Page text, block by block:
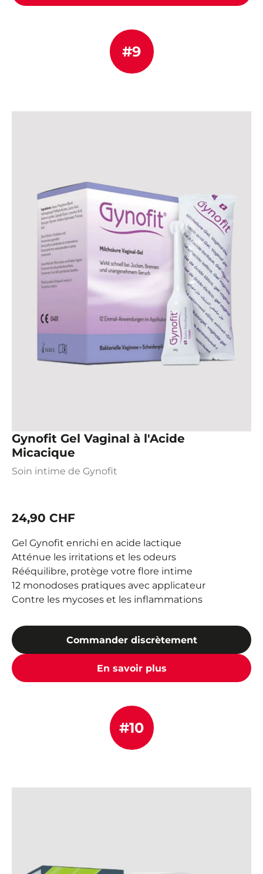
#9
Gynofit Gel Vaginal à l'Acide
Micacique
Soin intime de Gynofit
24,90 CHF
Gel Gynofit enrichi en acide lactique
Atténue les irritations et les odeurs
Rééquilibre, protège votre flore intime
12 monodoses pratiques avec applicateur
Contre les mycoses et les inflammations
Commander discrètement
En savoir plus
#10